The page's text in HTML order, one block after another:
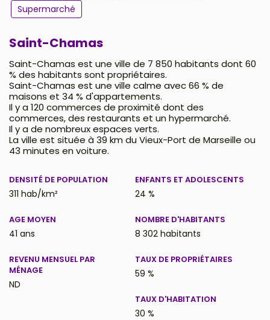
Supermarché
Saint-Chamas
Saint-Chamas est une ville de 7 850 habitants dont 60
% des habitants sont propriétaires.
Saint-Chamas est une ville calme avec 66 % de
maisons et 34 % d'appartements.
Il y a 120 commerces de proximité dont des
commerces, des restaurants et un hypermarché.
Il y a de nombreux espaces verts.
La ville est située à 39 km du Vieux-Port de Marseille ou
43 minutes en voiture.
DENSITÉ DE POPULATION
311 hab/km²
ENFANTS ET ADOLESCENTS
24 %
AGE MOYEN
41 ans
NOMBRE D'HABITANTS
8 302 habitants
REVENU MENSUEL PAR
MÉNAGE
ND
TAUX DE PROPRIÉTAIRES
59 %
TAUX D'HABITATION
30 %